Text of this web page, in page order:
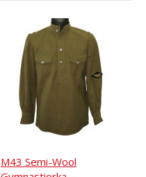
M43 Semi-Wool